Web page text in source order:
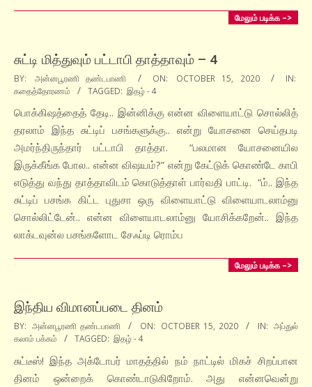
மேலும் படிக்க –>
சுட்டி மித்துவும் பட்டாபி தாத்தாவும் – 4
2020-
10-
15
BY: அன்னபூரணி தண்டபாணி ON: OCTOBER 15, 2020
IN:
கதைத்தோரணம்
TAGGED: இதழ் - 4
பொக்கிஷத்தைத் தேடி.. இன்னிக்கு என்ன விளையாட்டு சொல்லித்
தரலாம் இந்த சுட்டிப் பசங்களுக்கு.. என்று யோசனை செய்தபடி
அமர்ந்திருந்தார் பட்டாபி தாத்தா. “பலமான யோசனையில
இருக்கீங்க போல.. என்ன விஷயம்?” என்று கேட்டுக் கொண்டே காபி
எடுத்து வந்து தாத்தாவிடம் கொடுத்தாள் பார்வதி பாட்டி. “ம்.. இந்த
சுட்டிப் பசங்க கிட்ட புதுசா ஒரு விளையாட்டு விளையாடலாம்னு
சொல்லிட்டேன்.. என்ன விளையாடலாம்னு யோசிக்கறேன்.. இந்த
லாக்டவுன்ல பசங்களோட சேஃப்டி ரொம்ப
மேலும் படிக்க –>
இந்திய விமானப்படை தினம்
2020-
10-
15
BY: அன்னபூரணி தண்டபாணி ON: OCTOBER 15, 2020 IN: அப்துல்
கலாம் பக்கம்
TAGGED: இதழ் - 4
சுட்டீஸ்! இந்த அக்டோபர் மாதத்தில் நம் நாட்டில் மிகச் சிறப்பான
தினம் ஒன்றைக் கொண்டாடுகிறோம். அது என்னவென்று